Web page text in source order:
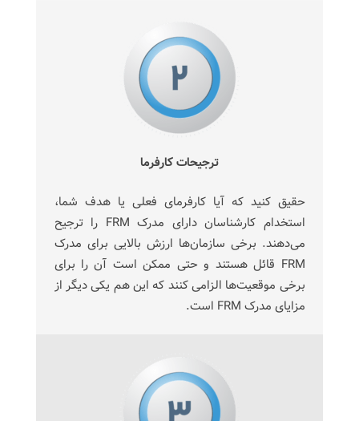
ترجیحات کارفرما
حقیق کنید که آیا کارفرمای فعلی یا هدف شما،
استخدام کارشناسان دارای مدرک FRM را ترجیح
می‌دهند. برخی سازمان‌ها ارزش بالایی برای مدرک
FRM قائل هستند و حتی ممکن است آن را برای
برخی موقعیت‌ها الزامی کنند که این هم یکی دیگر از
مزایای مدرک FRM است.